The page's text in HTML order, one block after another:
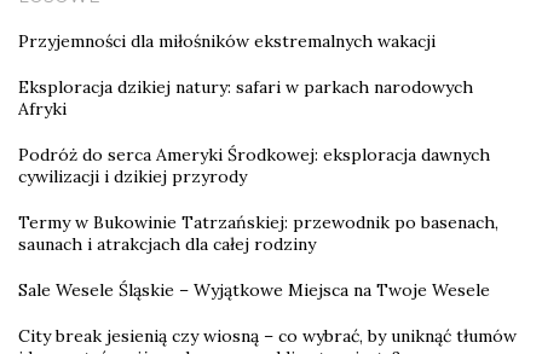
Przyjemności dla miłośników ekstremalnych wakacji
Eksploracja dzikiej natury: safari w parkach narodowych
Afryki
Podróż do serca Ameryki Środkowej: eksploracja dawnych
cywilizacji i dzikiej przyrody
Termy w Bukowinie Tatrzańskiej: przewodnik po basenach,
saunach i atrakcjach dla całej rodziny
Sale Wesele Śląskie – Wyjątkowe Miejsca na Twoje Wesele
City break jesienią czy wiosną – co wybrać, by uniknąć tłumów